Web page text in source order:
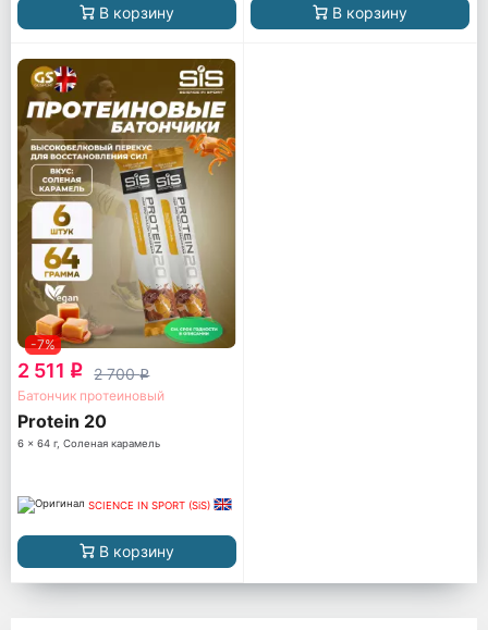
В корзину В корзину
-7%
2 511 q 2 700q
Батончик протеиновый
Protein 20
6 x 64 г, Соленая карамель
SCIENCE IN SPORT (SiS)
В корзину